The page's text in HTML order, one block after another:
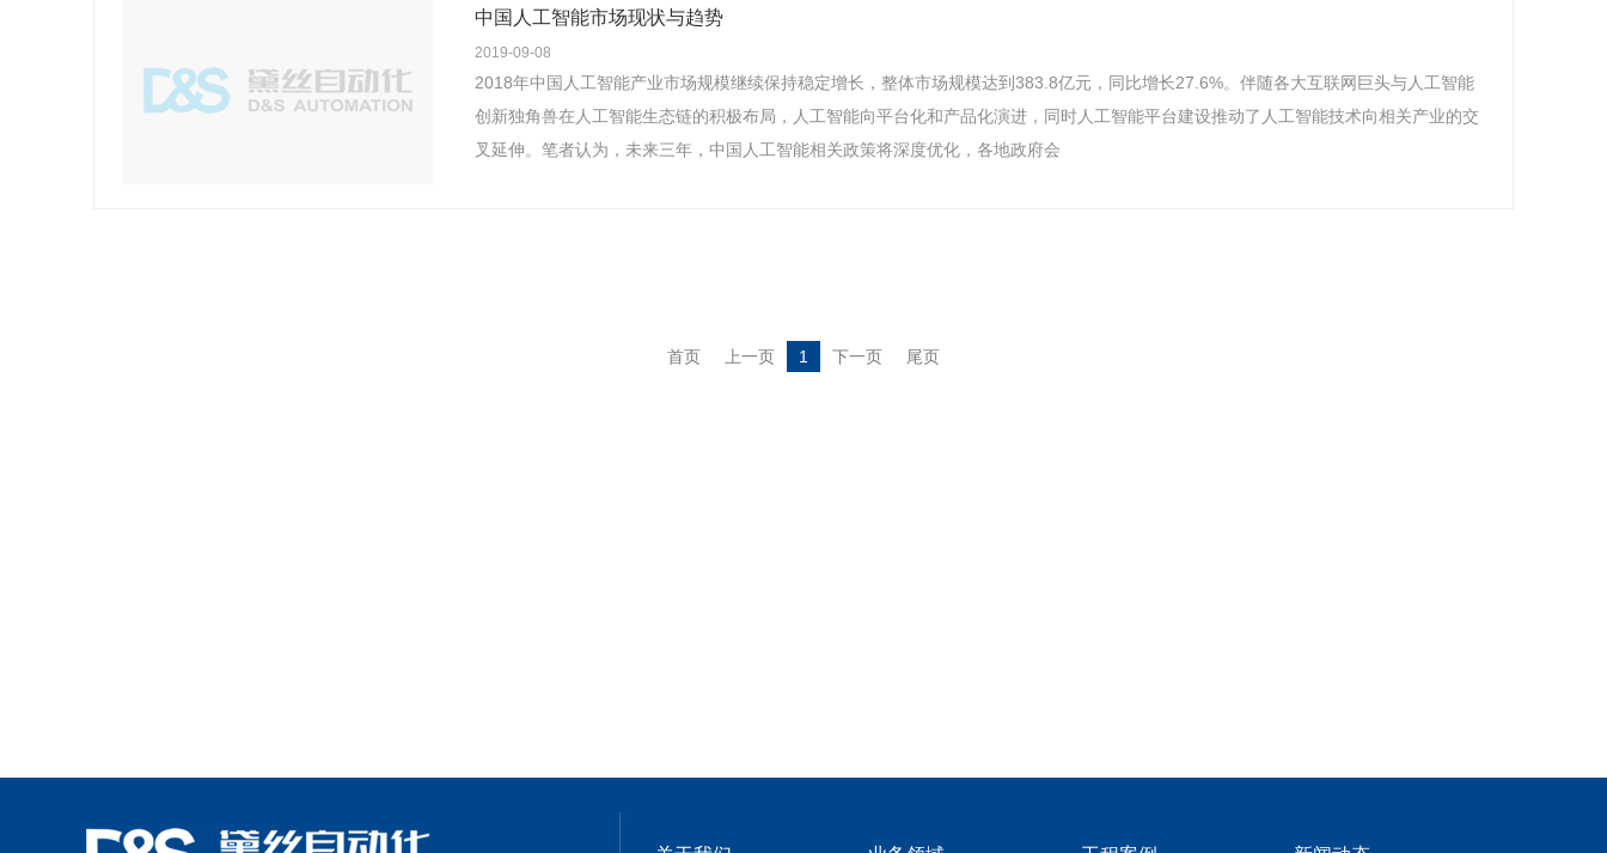
中国人工智能市场现状与趋势
2019-09-08
2018年中国人工智能产业市场规模继续保持稳定增长，整体市场规模达到383.8亿元，同比增长27.6%。伴随各大互联网巨头与人工智能
创新独角兽在人工智能生态链的积极布局，人工智能向平台化和产品化演进，同时人工智能平台建设推动了人工智能技术向相关产业的交
叉延伸。笔者认为，未来三年，中国人工智能相关政策将深度优化，各地政府会
首页 上一页 1 下一页 尾页